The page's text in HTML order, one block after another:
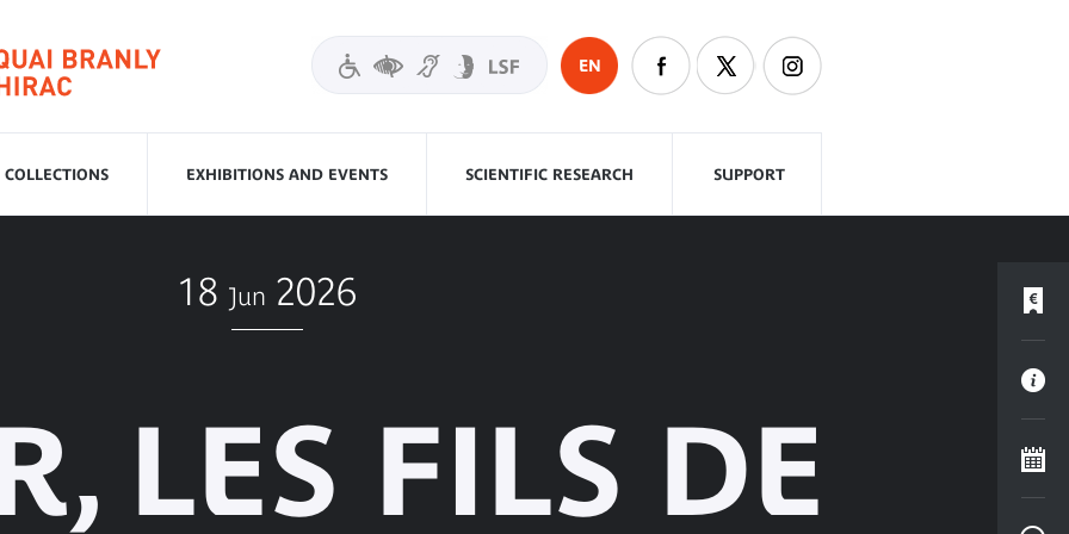
EN
COLLECTIONS EXHIBITIONS AND EVENTS SCIENTIFIC RESEARCH SUPPORT
18 Jun 2026
LES FILS DE